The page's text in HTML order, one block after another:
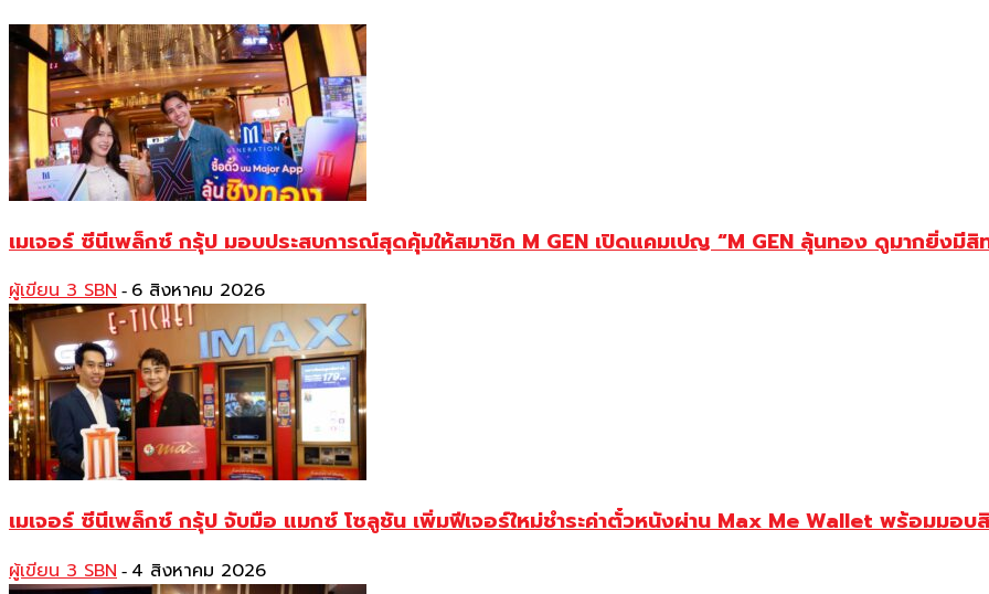
เมเจอร์ ซีนีเพล็กซ์ กรุ้ป มอบประสบการณ์สุดคุ้มให้สมาชิก M GEN เปิดแคมเปญ “M GEN ลุ้นทอง ดูมากยิ่งมีสิ
ผู้เขียน 3 SBN - 6 สิงหาคม 2026
เมเจอร์ ซีนีเพล็กซ์ กรุ้ป จับมือ แมกซ์ โซลูชัน เพิ่มฟีเจอร์ใหม่ชำระค่าตั๋วหนังผ่าน Max Me Wallet พร้อมมอบ
ผู้เขียน 3 SBN - 4 สิงหาคม 2026